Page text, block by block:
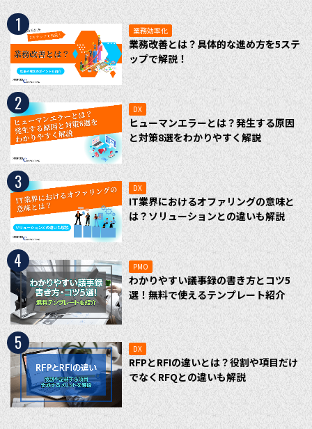
1 業務効率化
業務改善とは？具体的な進め方を5ステ
ップで解説！
2 DX
ヒューマンエラーとは？発生する原因
と対策8選をわかりやすく解説
3 DX
IT業界におけるオファリングの意味と
は？ソリューションとの違いも解説
4 PMO
わかりやすい議事録の書き方とコツ5
選！無料で使えるテンプレート紹介
5 DX
RFPとRFIの違いとは？役割や項目だけ
でなくRFQとの違いも解説